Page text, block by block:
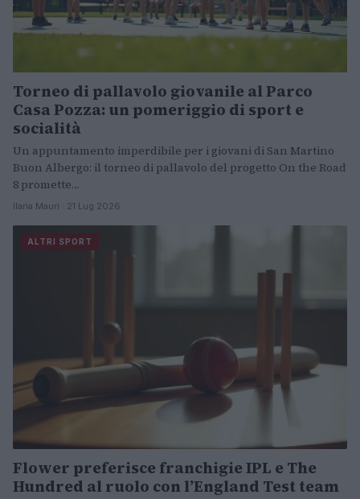
Torneo di pallavolo giovanile al Parco
Casa Pozza: un pomeriggio di sport e
socialità
Un appuntamento imperdibile per i giovani di San Martino
Buon Albergo: il torneo di pallavolo del progetto On the Road
8 promette…
Ilaria Mauri · 21 Lug 2026
ALTRI SPORT
Flower preferisce franchigie IPL e The
Hundred al ruolo con l’England Test team